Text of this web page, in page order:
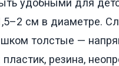
см в диаметре.
толстые —
резина,